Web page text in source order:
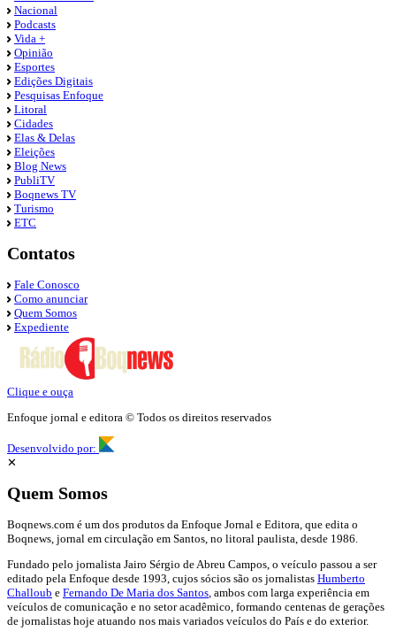
Nacional
Podcasts
Vida +
Opinião
Esportes
Edições Digitais
Pesquisas Enfoque
Litoral
Cidades
Elas & Delas
Eleições
Blog News
PubliTV
Boqnews TV
Turismo
ETC
Contatos
Fale Conosco
Como anunciar
Quem Somos
Expediente
Clique e ouça
Enfoque jornal e editora © Todos os direitos reservados
Desenvolvido por:
✕
Quem Somos
Boqnews.com é um dos produtos da Enfoque Jornal e Editora, que edita o
Boqnews, jornal em circulação em Santos, no litoral paulista, desde 1986.
Fundado pelo jornalista Jairo Sérgio de Abreu Campos, o veículo passou a ser
editado pela Enfoque desde 1993, cujos sócios são os jornalistas Humberto
Challoub e Fernando De Maria dos Santos, ambos com larga experiência em
veículos de comunicação e no setor acadêmico, formando centenas de gerações
de jornalistas hoje atuando nos mais variados veículos do País e do exterior.